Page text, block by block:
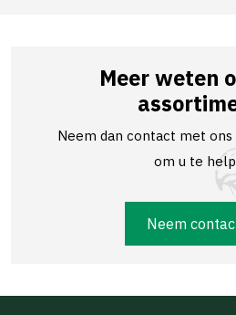
Meer weten
Neem dan contact met
om u te
Neem